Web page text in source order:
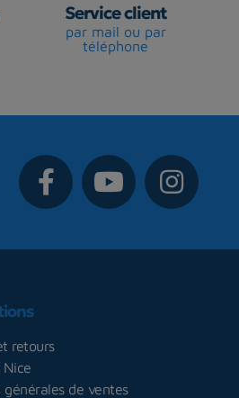
Service client
par mail ou par
téléphone
retours
Nice
générales de ventes